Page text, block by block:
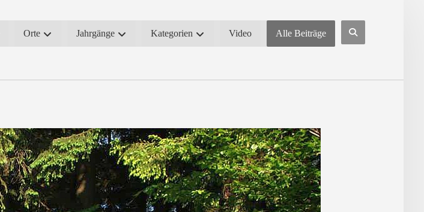
Orte Jahrgänge Kategorien Video Alle Beiträge